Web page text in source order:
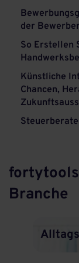
der
So Erstellen
Künstliche
Chancen,
Branche